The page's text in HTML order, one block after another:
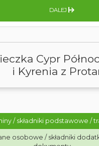
Cypr
i Kyrenia z
/ składniki podstawowe /
osobowe / składniki
DALEJ